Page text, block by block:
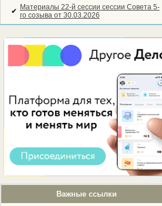
✔ Материалы 22-й сессии сессии Совета 5-
го созыва от 30.03.2026
Важные ссылки